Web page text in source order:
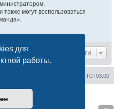
для
работы.
могут воспользоваться
Перейти
UTC+03:00
phpBB